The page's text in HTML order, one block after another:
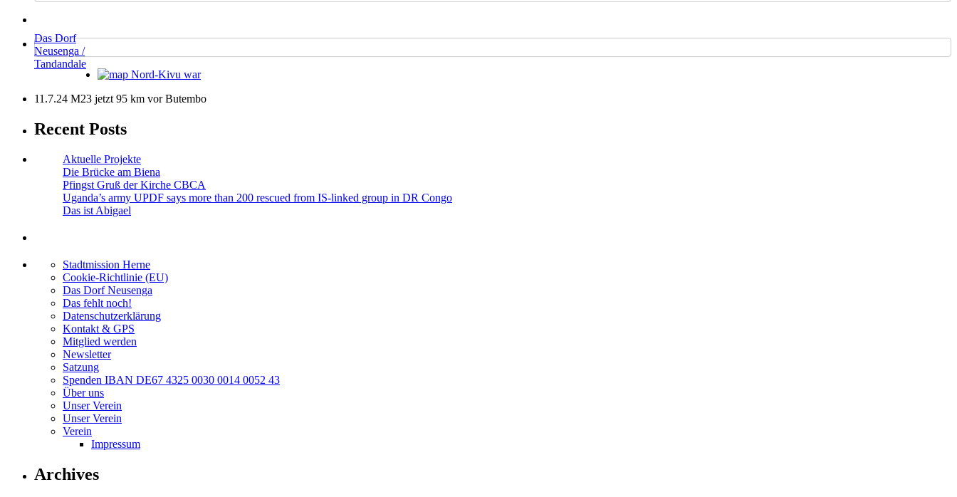
Das Dorf
Neusenga /
Tandandale
11.7.24 M23 jetzt 95 km vor Butembo
Recent Posts
Aktuelle Projekte
Die Brücke am Biena
Pfingst Gruß der Kirche CBCA
Uganda’s army UPDF says more than 200 rescued from IS-linked group in DR Congo
Das ist Abigael
Stadtmission Herne
Cookie-Richtlinie (EU)
Das Dorf Neusenga
Das fehlt noch!
Datenschutzerklärung
Kontakt & GPS
Mitglied werden
Newsletter
Satzung
Spenden IBAN DE67 4325 0030 0014 0052 43
Über uns
Unser Verein
Unser Verein
Verein
Impressum
Archives